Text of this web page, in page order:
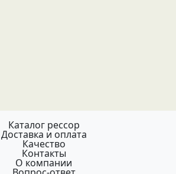
Каталог рессор
Доставка и оплата
Качество
Контакты
О компании